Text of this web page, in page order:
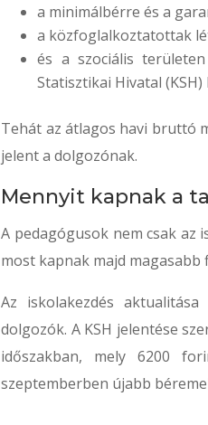
a minimálbérre és a
a közfoglalkoztatottak
és a szociális
Statisztikai Hivatal
Tehát az átlagos havi bruttó
jelent a dolgozónak.
Mennyit kapnak a
A pedagógusok nem csak az
most kapnak majd magasabb
Az iskolakezdés
dolgozók. A KSH jelentése
időszakban, mely 6200
szeptemberben újabb